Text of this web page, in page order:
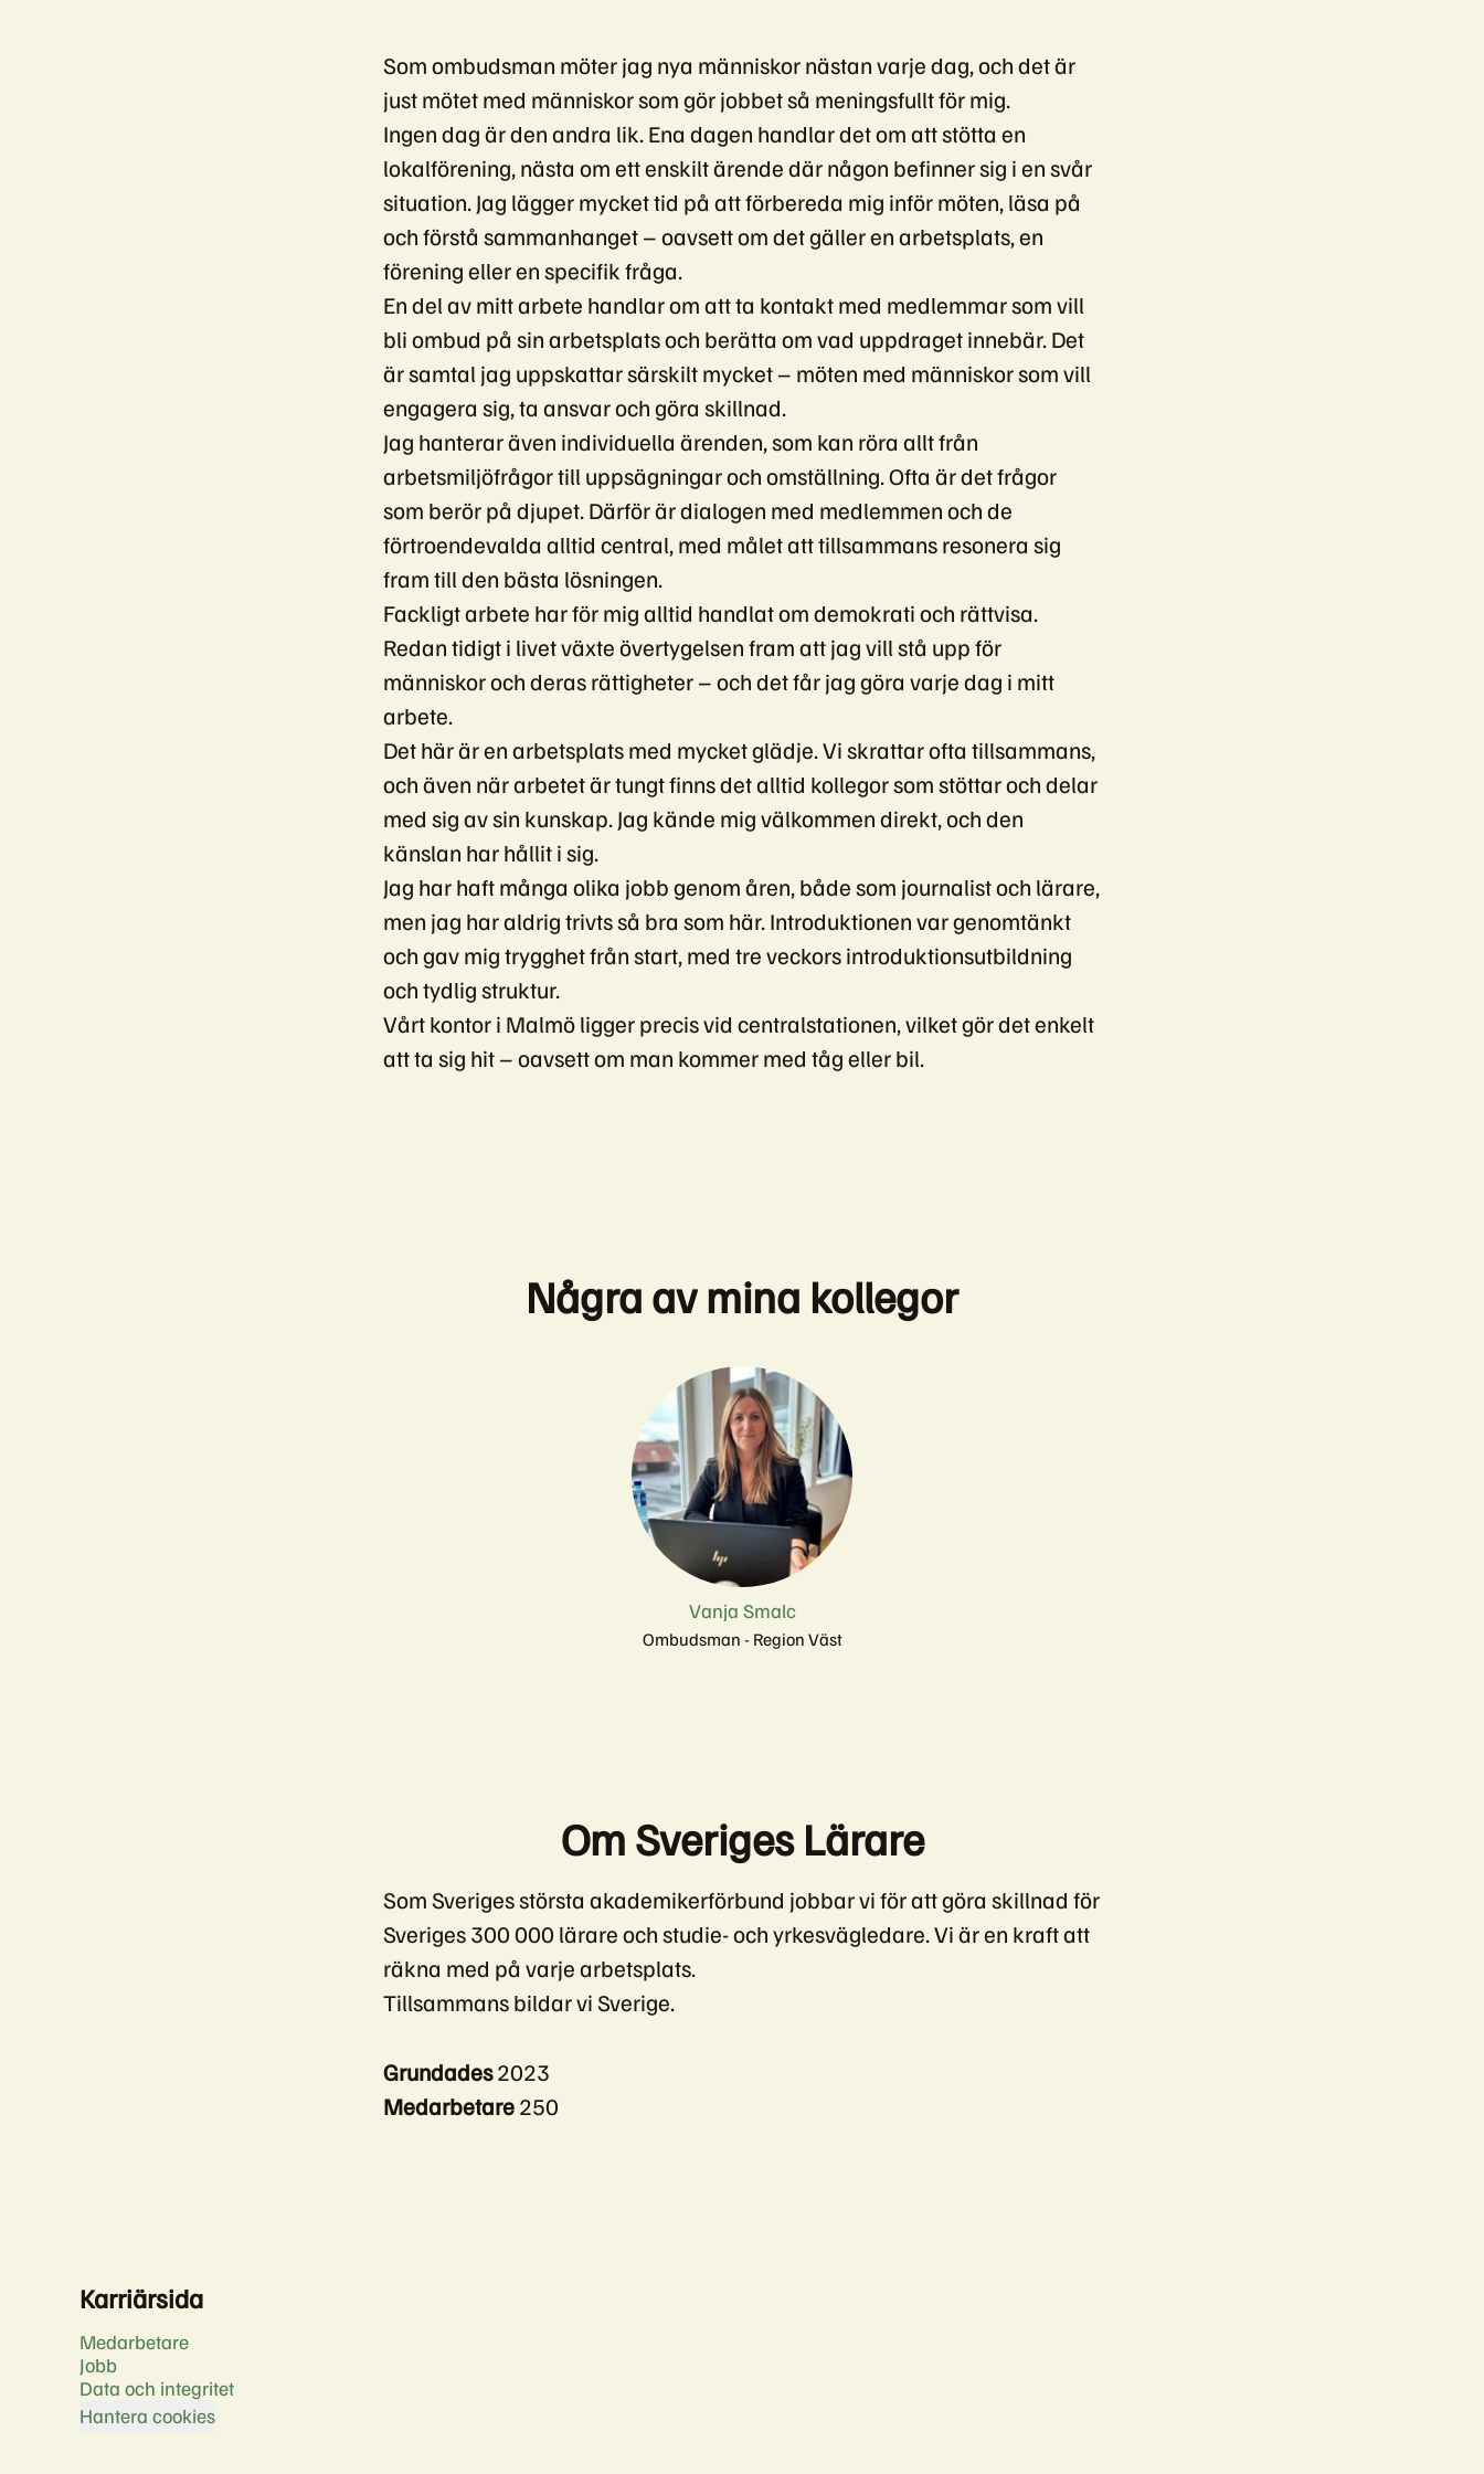
Som ombudsman möter jag nya människor nästan varje dag, och det är
just mötet med människor som gör jobbet så meningsfullt för mig.
Ingen dag är den andra lik. Ena dagen handlar det om att stötta en
lokalförening, nästa om ett enskilt ärende där någon befinner sig i en svår
situation. Jag lägger mycket tid på att förbereda mig inför möten, läsa på
och förstå sammanhanget – oavsett om det gäller en arbetsplats, en
förening eller en specifik fråga.
En del av mitt arbete handlar om att ta kontakt med medlemmar som vill
bli ombud på sin arbetsplats och berätta om vad uppdraget innebär. Det
är samtal jag uppskattar särskilt mycket – möten med människor som vill
engagera sig, ta ansvar och göra skillnad.
Jag hanterar även individuella ärenden, som kan röra allt från
arbetsmiljöfrågor till uppsägningar och omställning. Ofta är det frågor
som berör på djupet. Därför är dialogen med medlemmen och de
förtroendevalda alltid central, med målet att tillsammans resonera sig
fram till den bästa lösningen.
Fackligt arbete har för mig alltid handlat om demokrati och rättvisa.
Redan tidigt i livet växte övertygelsen fram att jag vill stå upp för
människor och deras rättigheter – och det får jag göra varje dag i mitt
arbete.
Det här är en arbetsplats med mycket glädje. Vi skrattar ofta tillsammans,
och även när arbetet är tungt finns det alltid kollegor som stöttar och delar
med sig av sin kunskap. Jag kände mig välkommen direkt, och den
känslan har hållit i sig.
Jag har haft många olika jobb genom åren, både som journalist och lärare,
men jag har aldrig trivts så bra som här. Introduktionen var genomtänkt
och gav mig trygghet från start, med tre veckors introduktionsutbildning
och tydlig struktur.
Vårt kontor i Malmö ligger precis vid centralstationen, vilket gör det enkelt
att ta sig hit – oavsett om man kommer med tåg eller bil.
Några av mina kollegor
Vanja Smalc
Ombudsman - Region Väst
Om Sveriges Lärare
Som Sveriges största akademikerförbund jobbar vi för att göra skillnad för
Sveriges 300 000 lärare och studie- och yrkesvägledare. Vi är en kraft att
räkna med på varje arbetsplats.
Tillsammans bildar vi Sverige.
Grundades2023
Medarbetare250
Karriärsida
Medarbetare
Jobb
Data och integritet
Hantera cookies